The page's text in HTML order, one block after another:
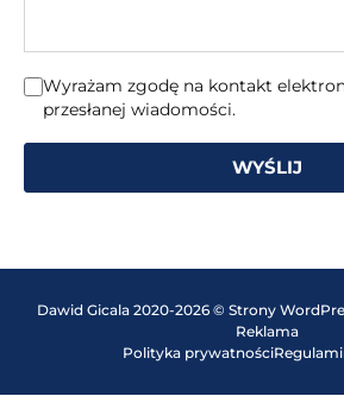
Wyrażam zgodę na kontakt
przesłanej wiadomości.
WYŚLIJ
Dawid Gicala 2020-2026 © Strony
Reklama
Polityka prywatności